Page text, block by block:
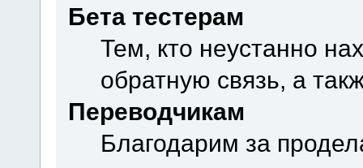
Бета тестерам
Тем, кто неустанно
обратную связь, а
Переводчикам
Благодарим за